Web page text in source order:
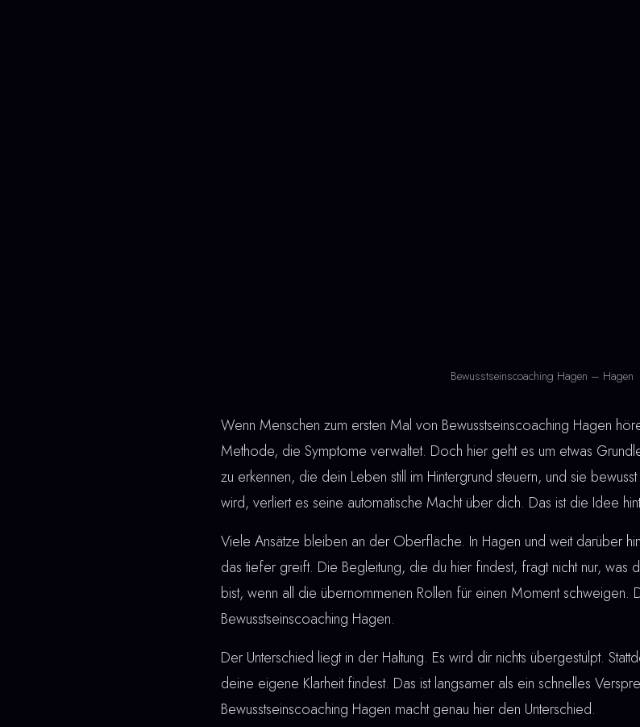
Bewusstseinscoaching Hagen – Hagen
Wenn Menschen zum ersten Mal von Bewusstseinscoaching Hagen
Methode, die Symptome verwaltet. Doch hier geht es um etwas
zu erkennen, die dein Leben still im Hintergrund steuern, und sie
wird, verliert es seine automatische Macht über dich. Das ist die Idee
Viele Ansätze bleiben an der Oberfläche. In Hagen und weit darüber
das tiefer greift. Die Begleitung, die du hier findest, fragt nicht nur, was
bist, wenn all die übernommenen Rollen für einen Moment schweigen.
Bewusstseinscoaching Hagen.
Der Unterschied liegt in der Haltung. Es wird dir nichts übergestülpt.
deine eigene Klarheit findest. Das ist langsamer als ein schnelles
Bewusstseinscoaching Hagen macht genau hier den Unterschied.